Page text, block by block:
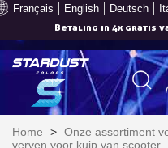
Français English Deutsch
Betaling in 4x gratis
Home > Onze assortiment
verven voor kuip van scooter